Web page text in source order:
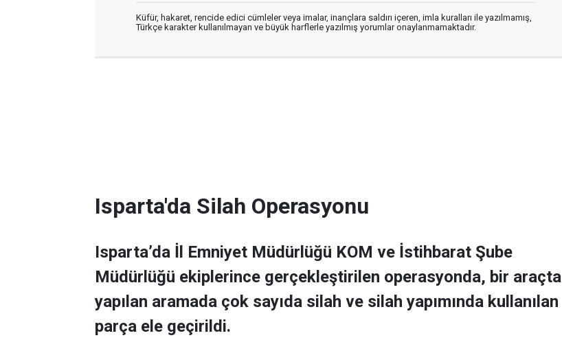
Küfür, hakaret, rencide edici cümleler veya imalar, inançlara saldırı içeren, imla kuralları ile yazılmamış,
Türkçe karakter kullanılmayan ve büyük harflerle yazılmış yorumlar onaylanmamaktadır.
Isparta'da Silah Operasyonu
Isparta’da İl Emniyet Müdürlüğü KOM ve İstihbarat Şube
Müdürlüğü ekiplerince gerçekleştirilen operasyonda, bir araçta
yapılan aramada çok sayıda silah ve silah yapımında kullanılan
parça ele geçirildi.